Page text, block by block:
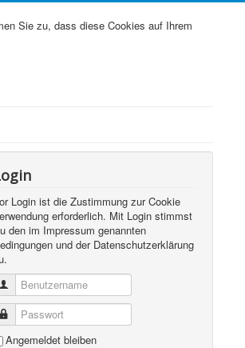
Sie zu, dass diese Cookies auf Ihrem
Login ist die Zustimmung zur Cookie
erforderlich. Mit Login stimmst
den im Impressum genannten
und der Datenschutzerklärung
Benutzername
Passwort
Angemeldet bleiben